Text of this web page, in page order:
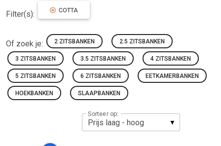
Filter(s): COTTA
Of zoek je: 2 ZITSBANKEN 2.5 ZITSBANKEN
3 ZITSBANKEN 3.5 ZITSBANKEN 4 ZITSBANKEN
5 ZITSBANKEN 6 ZITSBANKEN EETKAMERBANKEN
HOEKBANKEN SLAAPBANKEN
Sorteer op: